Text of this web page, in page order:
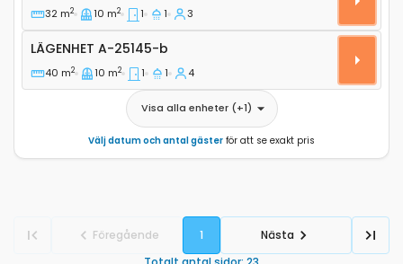
32 m2 10 m2 1 1 3
Lägenhet A-25145-b
LÄGENHET A-25145-b
40 m2 10 m2 1 1 4
Visa alla enheter(+1)
Välj datum och antal gäster för att se exakt pris
Föregående 1
Nästa